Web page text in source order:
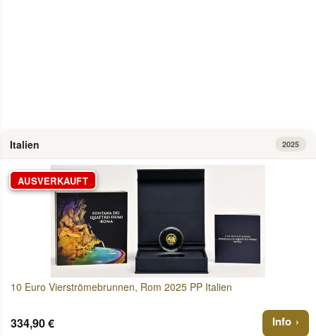
Italien 2025
AUSVERKAUFT
10 Euro Vierströmebrunnen, Rom 2025 PP Italien
334,90 € Info